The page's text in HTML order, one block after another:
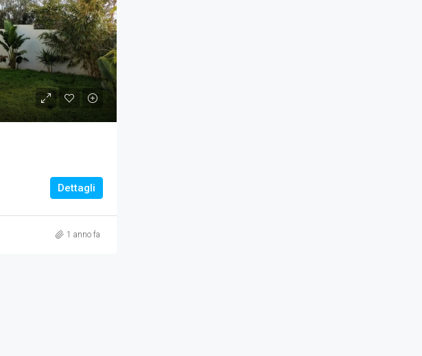
Dettagli
1 anno fa